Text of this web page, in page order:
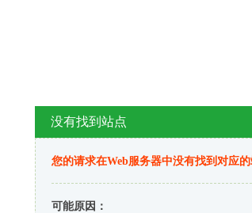
没有找到站点
您的请求在Web服务器中没有找到对应的
可能原因：